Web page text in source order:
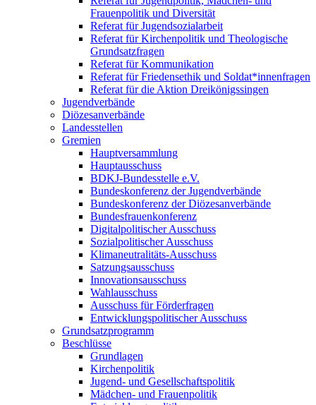
Frauenpolitik und Diversität
Referat für Jugendsozialarbeit
Referat für Kirchenpolitik und Theologische
Grundsatzfragen
Referat für Kommunikation
Referat für Friedensethik und Soldat*innenfragen
Referat für die Aktion Dreikönigssingen
Jugendverbände
Diözesanverbände
Landesstellen
Gremien
Hauptversammlung
Hauptausschuss
BDKJ-Bundesstelle e.V.
Bundeskonferenz der Jugendverbände
Bundeskonferenz der Diözesanverbände
Bundesfrauenkonferenz
Digitalpolitischer Ausschuss
Sozialpolitischer Ausschuss
Klimaneutralitäts-Ausschuss
Satzungsausschuss
Innovationsausschuss
Wahlausschuss
Ausschuss für Förderfragen
Entwicklungspolitischer Ausschuss
Grundsatzprogramm
Beschlüsse
Grundlagen
Kirchenpolitik
Jugend- und Gesellschaftspolitik
Mädchen- und Frauenpolitik